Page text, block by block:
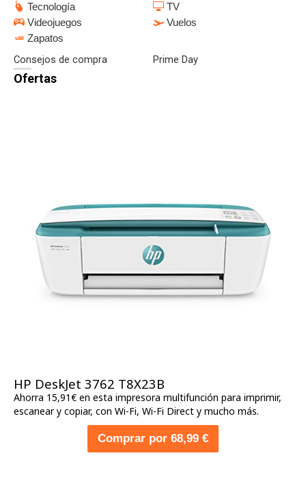
Tecnología
TV
Videojuegos
Vuelos
Zapatos
Consejos de compra Prime Day
Ofertas
HP DeskJet 3762 T8X23B
Ahorra 15,91€ en esta impresora multifunción para imprimir,
escanear y copiar, con Wi-Fi, Wi-Fi Direct y mucho más.
Comprar por 68,99 €